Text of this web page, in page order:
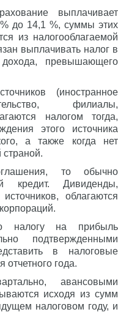
выплачивает
до 14,1 %, суммы этих
из налогооблагаемой
выплачивать налог в
превышающего
(иностранное
филиалы,
налогом тогда,
этого источника
а также когда нет
страной.
то обычно
кредит. Дивиденды,
облагаются
налогу на прибыль
подтвержденными
в налоговые
года.
авансовыми
исходя из сумм
налоговом году, и